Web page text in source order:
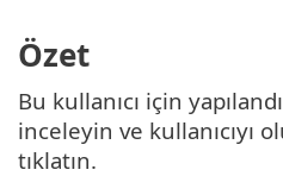
Özet
Bu kullanıcı için
inceleyin ve kullanıcıyı
tıklatın.